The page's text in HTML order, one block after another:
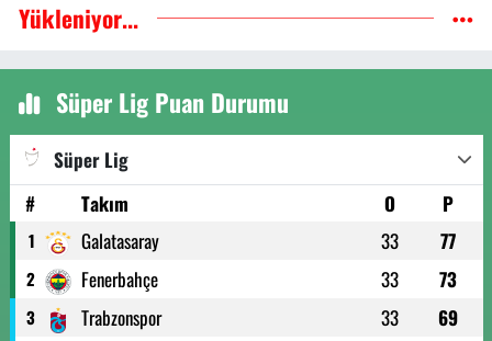
Yükleniyor...
Süper Lig Puan Durumu
Süper Lig
#
Takım O P
1 Galatasaray 33 77
2 Fenerbahçe 33 73
3 Trabzonspor 33 69